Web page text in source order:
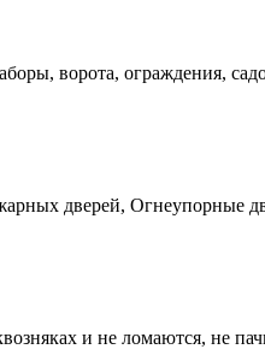
ворота, ограждения,
дверей, Огнеупорные
и не ломаются, не